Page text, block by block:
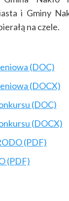
i Gminy
na czele.
(DOC)
(DOCX)
(DOC)
(DOCX)
(PDF)
(PDF)